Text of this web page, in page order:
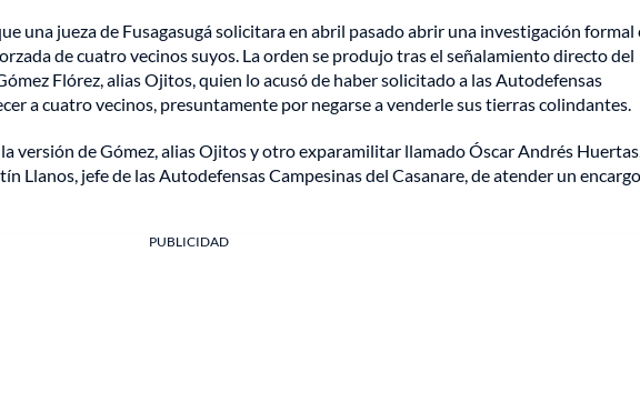
una jueza de Fusagasugá solicitara en abril pasado abrir una investigación
de cuatro vecinos suyos. La orden se produjo tras el señalamiento directo del
Flórez, alias Ojitos, quien lo acusó de haber solicitado a las Autodefensas
a cuatro vecinos, presuntamente por negarse a venderle sus tierras colindantes.
versión de Gómez, alias Ojitos y otro exparamilitar llamado Óscar Andrés
Llanos, jefe de las Autodefensas Campesinas del Casanare, de atender un
PUBLICIDAD